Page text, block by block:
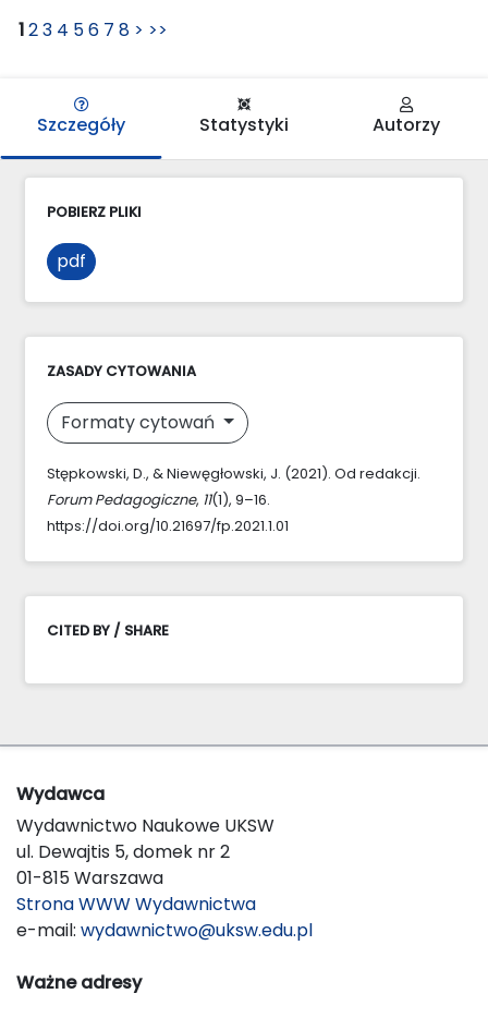
123 4 56 7 8 > >>
Szczegóły Statystyki Autorzy
POBIERZ PLIKI
pdf
ZASADY CYTOWANIA
Formaty cytowań
Stępkowski, D., & Niewęgłowski, J. (2021). Od redakcji.
Forum Pedagogiczne, 11(1), 9–16.
https://doi.org/10.21697/fp.2021.1.01
CITED BY / SHARE
Wydawca
Wydawnictwo Naukowe UKSW
ul. Dewajtis 5, domek nr 2
01-815 Warszawa
Strona WWW Wydawnictwa
e-mail: wydawnictwo@uksw.edu.pl
Ważne adresy